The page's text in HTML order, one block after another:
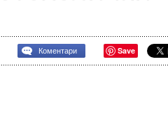
Коментари Save